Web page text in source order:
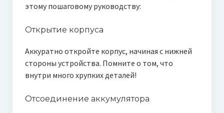
этому пошаговому руководству:
Открытие корпуса
Аккуратно откройте корпус, начиная с нижней
стороны устройства. Помните о том, что
внутри много хрупких деталей!
Отсоединение аккумулятора